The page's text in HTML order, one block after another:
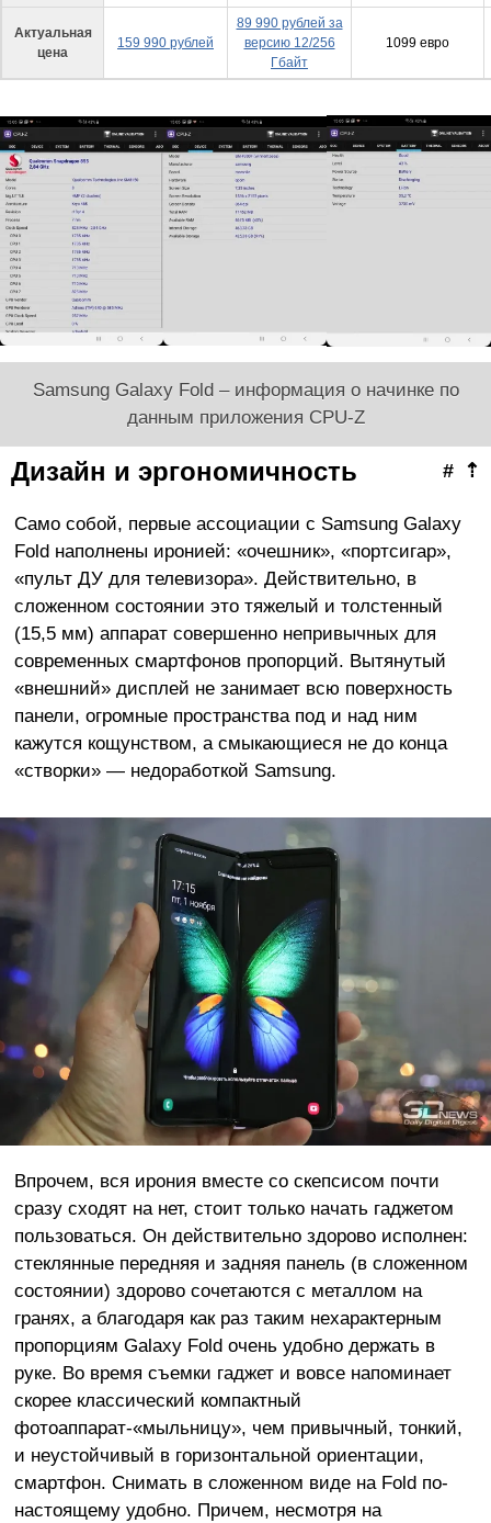
Актуальная
цена
159 990 рублей
89 990 рублей за
версию 12/256
Гбайт
1099 евро
Samsung Galaxy Fold – информация о начинке по
данным приложения CPU-Z
⇡
#
Дизайн и эргономичность
Само собой, первые ассоциации с Samsung Galaxy
Fold наполнены иронией: «очешник», «портсигар»,
«пульт ДУ для телевизора». Действительно, в
сложенном состоянии это тяжелый и толстенный
(15,5 мм) аппарат совершенно непривычных для
современных смартфонов пропорций. Вытянутый
«внешний» дисплей не занимает всю поверхность
панели, огромные пространства под и над ним
кажутся кощунством, а смыкающиеся не до конца
«створки» — недоработкой Samsung.
Впрочем, вся ирония вместе со скепсисом почти
сразу сходят на нет, стоит только начать гаджетом
пользоваться. Он действительно здорово исполнен:
стеклянные передняя и задняя панель (в сложенном
состоянии) здорово сочетаются с металлом на
гранях, а благодаря как раз таким нехарактерным
пропорциям Galaxy Fold очень удобно держать в
руке. Во время съемки гаджет и вовсе напоминает
скорее классический компактный
фотоаппарат-«мыльницу», чем привычный, тонкий,
и неустойчивый в горизонтальной ориентации,
смартфон. Снимать в сложенном виде на Fold по-
настоящему удобно. Причем, несмотря на